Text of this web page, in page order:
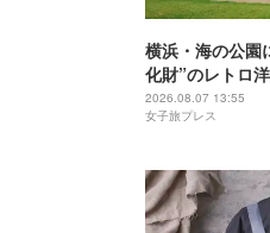
横浜・海の公園
化財”のレトロ
間
2026.08.07 13:55
女子旅プレス